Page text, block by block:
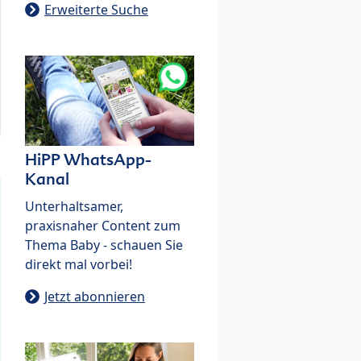
Erweiterte Suche
HiPP WhatsApp-
Kanal
Unterhaltsamer,
praxisnaher Content zum
Thema Baby - schauen Sie
direkt mal vorbei!
Jetzt abonnieren